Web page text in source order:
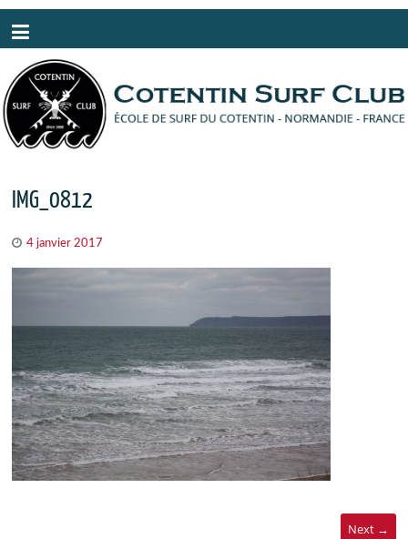
IMG_0812
4 janvier 2017
Next →
Panneau de gestion des cookies